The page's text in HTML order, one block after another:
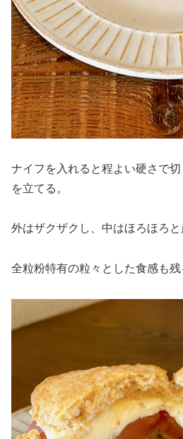
ナイフを入れると程よい硬さで
を立てる。
外はザクザクし、中はほろほろと
全粒粉特有の粒々とした食感も残